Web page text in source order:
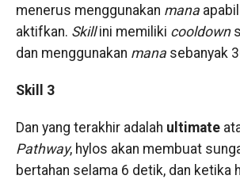
menerus menggunakan mana
aktifkan. Skillini memiliki cooldown
dan menggunakan manasebanyak
Skill 3
Dan yang terakhir adalah ultimate
Pathway, hylos akan membuat
bertahan selama 6 detik, dan ketika